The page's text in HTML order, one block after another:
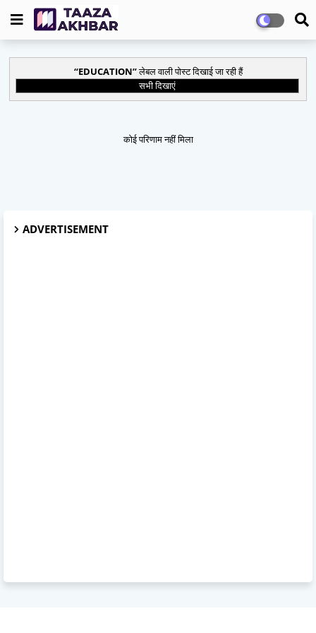
EDUCATION लेबल वाली पोस्ट दिखाई जा रही हैं
सभी दिखाएं
कोई परिणाम नहीं मिला
ADVERTISEMENT